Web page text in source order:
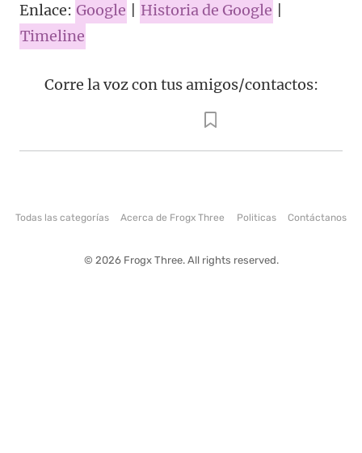
Enlace: Google Historia de Google
Timeline
Corre la voz con tus amigos/contactos:
Todas las categorías Acerca de Frogx Three Politicas Contáctanos
© 2026 Frogx Three. All rights reserved.